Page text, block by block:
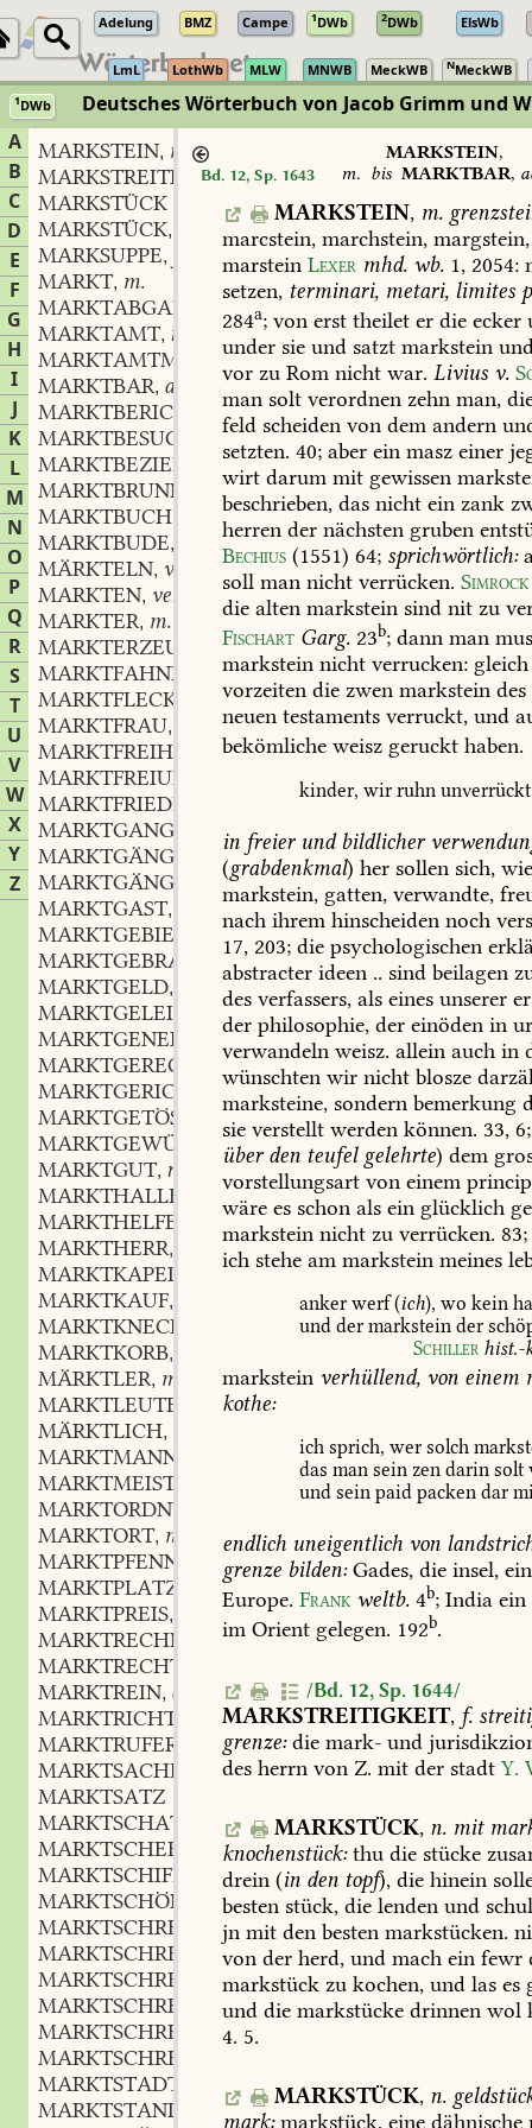
Adelung BMZ Campe 1DWb 2DWb ElsWb
LmL LothWb MLW MNWB MeckWB NMeckWB
1DWb Deutsches Wörterbuch von Jacob Grimm und
A
B
C
D
E
F
G
H
I
J
K
L
M
N
O
P
Q
R
S
T
U
V
W
X
Y
Z
MARKSTEIN, m.
MARKSTREITIGKEIT, f.
MARKSTÜCK
MARKSTÜCK,
MARKSUPPE,
MARKT, m.
MARKTABGABE
MARKTAMT, n.
MARKTAMTMANN,m.
MARKTBAR, adj.
MARKTBERICHT
m.
MARKTBESUCHER
,m.
MARKTBEZIEHER
,m.
MARKTBRUNNEN
,m.
MARKTBUCH
MARKTBUDE,
MÄRKTELN, verb.
MARKTEN, verb.
MARKTER, m.
MARKTERZEUGNIS,n.
MARKTFAHNE
MARKTFLECKEN
MARKTFRAU,
MARKTFREIHEIT
f.
MARKTFREIUNG
MARKTFRIEDE
MARKTGANG
MARKTGÄNGER
m.
MARKTGÄNGIG
adj.
MARKTGAST,
MARKTGEBIET
MARKTGEBRAUS
n.
MARKTGELD,
MARKTGELEIT
MARKTGENEHM
adj.
MARKTGERECHTIGKEIT, f.
MARKTGERICHT
n.
MARKTGETÖSE
MARKTGEWÜHL
n.
MARKTGUT, n.
MARKTHALLE
MARKTHELFER
MARKTHERR,
MARKTKAPELLE
f.
MARKTKAUF,
MARKTKNECHT
MARKTKORB,
MÄRKTLER, m.
MARKTLEUTE
MÄRKTLICH,
MARKTMANN
MARKTMEISTER
MARKTORDNUNG
MARKTORT, m.
MARKTPFENNIG
m.
MARKTPLATZ
MARKTPREIS,
MARKTRECHNUNG,f.
MARKTRECHT
MARKTREIN, adj.
MARKTRICHTER
m.
MARKTRUFER
MARKTSACHE
MARKTSATZ
MARKTSCHATZ
m.
MARKTSCHEFFEL
m.
MARKTSCHIFF
MARKTSCHÖN
adj.
MARKTSCHREIER
m.
MARKTSCHREIEREI,f.
MARKTSCHREIERHAFT,adj. und adv.
MARKTSCHREIERISCH ,adj. und adv.
MARKTSCHREIERSTIMME
MARKTSCHREIERTON
MARKTSTADT
MARKTSTAND
Bd. 12, Sp. 1643
MARKSTEIN,
m. bis MARKTBAR,
MARKSTEIN, m.
marcstein, marchstein, margstein,
marstein Lexer mhd. wb. 1, 2054:
setzen, terminari, metari, limites
284a; von erst theilet er die ecker
under sie und satzt markstein
vor zu Rom nicht war. Livius v.
man solt verordnen zehn man,
feld scheiden von dem andern
setzten. 40; aber ein masz einer
wirt darum mit gewissen
beschrieben, das nicht ein zank
herren der nächsten gruben
Bechius (1551) 64; sprichwörtlich:
soll man nicht verrücken. Simrock
die alten markstein sind nit zu
Fischart Garg. 23b; dann man
markstein nicht verrucken: gleich
vorzeiten die zwen markstein des
neuen testaments verruckt, und
bekömliche weisz geruckt haben.
kinder, wir ruhn
in freierundbildlicher
(grabdenkmal) her sollen sich,
markstein, gatten, verwandte,
nach ihrem hinscheiden noch
17, 203; die psychologischen
abstracter ideen .. sind beilagen
des verfassers, als eines unserer
der philosophie, der einöden in
verwandeln weisz. allein auch in
wünschten wir nicht blosze
marksteine, sondern bemerkung
sie verstellt werden können. 33, 6;
überden teufelgelehrte) dem
vorstellungsart von einem
wäre es schon als ein glücklich
markstein nicht zu verrücken. 83;
ich stehe am markstein meines
anker werf(ich), wo kein
und der markstein der
Schiller hist.-
markstein verhüllend, von einem
kothe:
ich sprich, wer solch
das man sein zen darin solt
und sein paid packen dar
endlich uneigentlich von
grenze bilden:Gades, die insel, ein
Europe. Frank weltb. 4b; India ein
im Orient gelegen. 192b.
/Bd. 12, Sp. 1644/
MARKSTREITIGKEIT, f.
grenze:die mark- und
des herrn von Z. mit der stadt Y.
MARKSTÜCK, n.mit
knochenstück:thu die stücke
drein (in den topf), die hinein
besten stück, die lenden und
jn mit den besten markstücken.
von der herd, und mach ein fewr
markstück zu kochen, und las es
und die markstücke drinnen wol
4. 5.
MARKSTÜCK, n.
mark:markstück, eine dähnische